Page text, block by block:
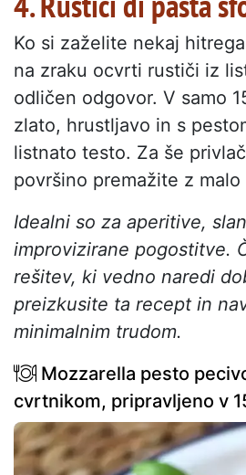
Ko si zaželite nekaj
na zraku ocvrti rustiči iz
odličen odgovor. V samo
zlato, hrustljavo in s
listnato testo. Za še
površino premažite z malo
Idealni so za aperitive,
improvizirane pogostitve.
rešitev, ki vedno naredi
preizkusite ta recept in
minimalnim trudom.
Mozzarella pesto
cvrtnikom, pripravljeno v